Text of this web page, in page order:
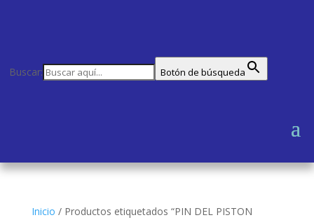
Buscar: Botón de búsqueda
Inicio / Productos etiquetados “PIN DEL PISTON